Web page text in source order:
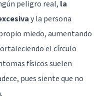
peligro real, la
y la persona
miedo, aumentando
el círculo
físicos suelen
pues siente que no